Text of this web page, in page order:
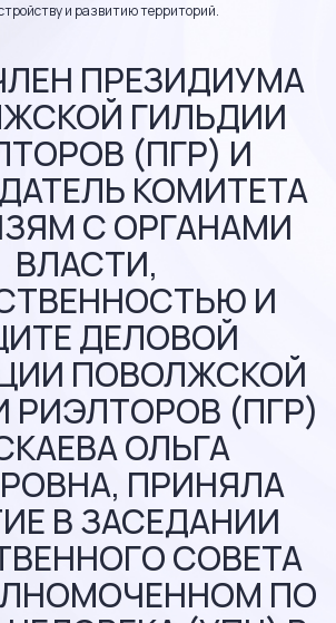
и развитию территорий.
ЧЛЕН ПРЕЗИДИУМА
ГИЛЬДИИ
(ПГР) И
КОМИТЕТА
С ОРГАНАМИ
ВЛАСТИ,
И
ДЕЛОВОЙ
ПОВОЛЖСКОЙ
РИЭЛТОРОВ (ПГР)
ОЛЬГА
ПРИНЯЛА
В ЗАСЕДАНИИ
СОВЕТА
ПО